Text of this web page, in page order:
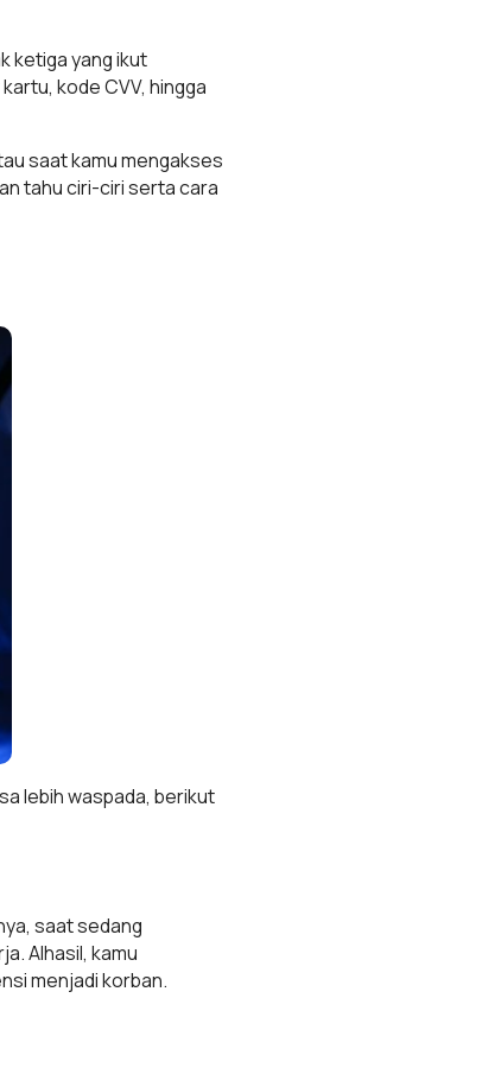
ketiga yang ikut
kode CVV, hingga
saat kamu mengakses
tahu ciri-ciri serta cara
lebih waspada, berikut
saat sedang
Alhasil, kamu
menjadi korban.